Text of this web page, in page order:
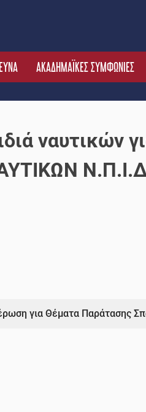
ΑΚΑΔΗΜΑΪΚΕΣ ΣΥΜΦΩΝΙΕΣ
ναυτικών
για Θέματα Παράτασης